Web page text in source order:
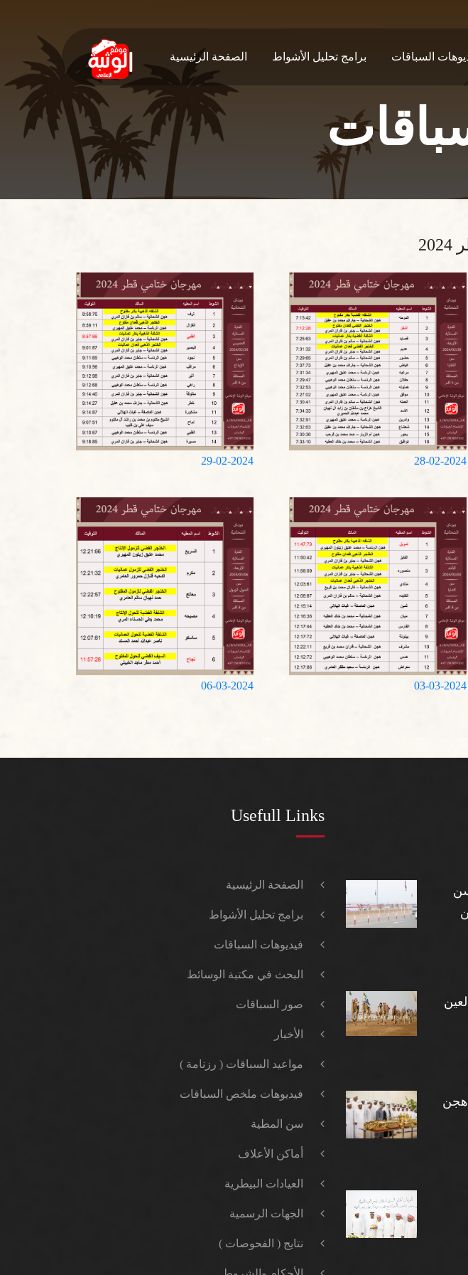
الصفحة الرئيسية برامج تحليل الأشواط السباقات
28-02-2024
29-02-2024
03-03-2024
06-03-2024
هجن
Usefull Links
الصفحة الرئيسية
برامج تحليل الأشواط
فيديوهات السباقات
البحث في مكتبة الوسائط
صور السباقات
الأخبار
مواعيد السباقات ( رزنامة )
فيديوهات ملخص السباقات
سن المطية
أماكن الأعلاف
العيادات البيطرية
الجهات الرسمية
نتايج ( الفحوصات )